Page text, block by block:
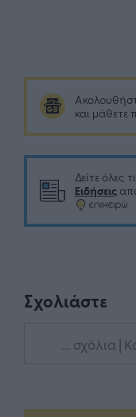
και μάθετε
Δείτε όλες
Ειδήσεις
Σχολιάστε
... σχόλια |